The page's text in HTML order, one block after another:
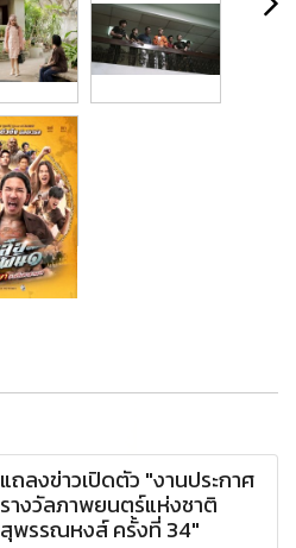
แถลงข่าวเปิดตัว "งานประกาศ
รางวัลภาพยนตร์แห่งชาติ
สุพรรณหงส์ ครั้งที่ 34"